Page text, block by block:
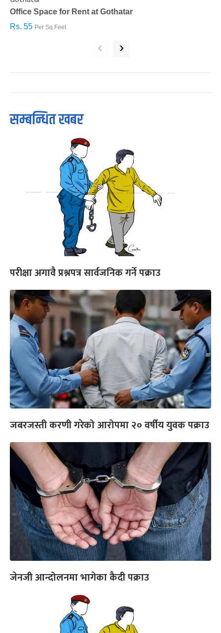
Office Space for Rent at Gothatar
Rs. 55 Per Sq.Feet
‹ ›
सम्बन्धित खबर
परीक्षा अगावै प्रश्नपत्र सार्वजनिक गर्ने पक्राउ
जबरजस्ती करणी गरेको आरोपमा २० वर्षीय युवक पक्राउ
जेनजी आन्दोलनमा भागेका कैदी पक्राउ